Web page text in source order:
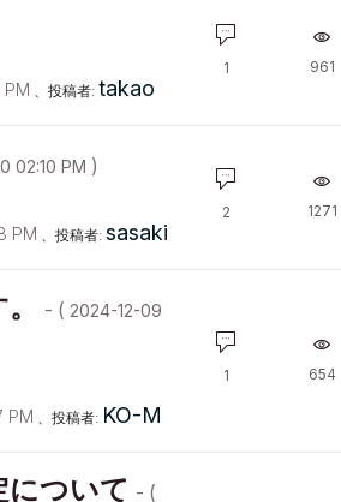
PM 、投稿者: takao
1 961
02:10 PM )
PM 、投稿者: sasaki
2 1271
- ( ‎2024-12-09
PM 、投稿者: KO-M
1 654
ついて - (